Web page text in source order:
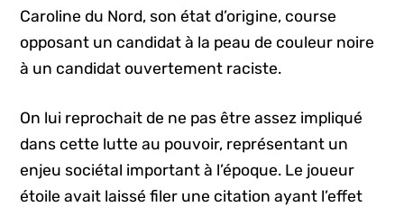
Caroline du Nord, son état d’origine, course
opposant un candidat à la peau de couleur noire
à un candidat ouvertement raciste.
On lui reprochait de ne pas être assez impliqué
dans cette lutte au pouvoir, représentant un
enjeu sociétal important à l’époque. Le joueur
étoile avait laissé filer une citation ayant l’effet